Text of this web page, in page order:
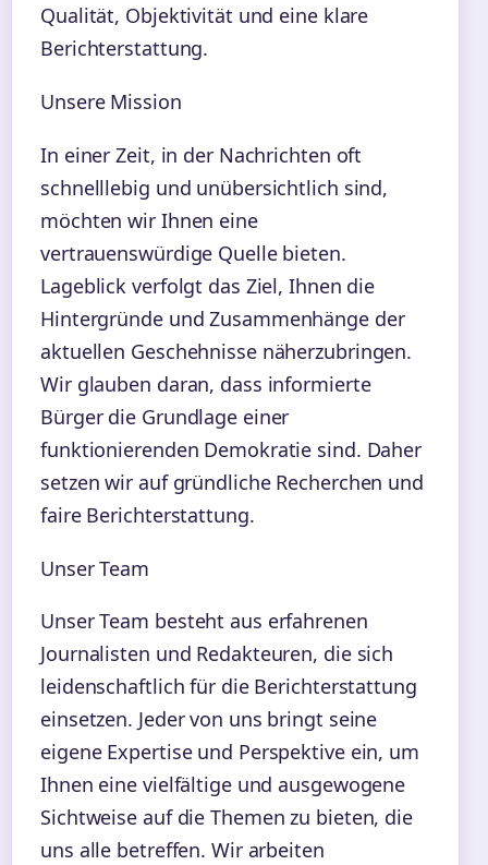
Qualität, Objektivität und eine klare
Berichterstattung.
Unsere Mission
In einer Zeit, in der Nachrichten oft
schnelllebig und unübersichtlich sind,
möchten wir Ihnen eine
vertrauenswürdige Quelle bieten.
Lageblick verfolgt das Ziel, Ihnen die
Hintergründe und Zusammenhänge der
aktuellen Geschehnisse näherzubringen.
Wir glauben daran, dass informierte
Bürger die Grundlage einer
funktionierenden Demokratie sind. Daher
setzen wir auf gründliche Recherchen und
faire Berichterstattung.
Unser Team
Unser Team besteht aus erfahrenen
Journalisten und Redakteuren, die sich
leidenschaftlich für die Berichterstattung
einsetzen. Jeder von uns bringt seine
eigene Expertise und Perspektive ein, um
Ihnen eine vielfältige und ausgewogene
Sichtweise auf die Themen zu bieten, die
uns alle betreffen. Wir arbeiten